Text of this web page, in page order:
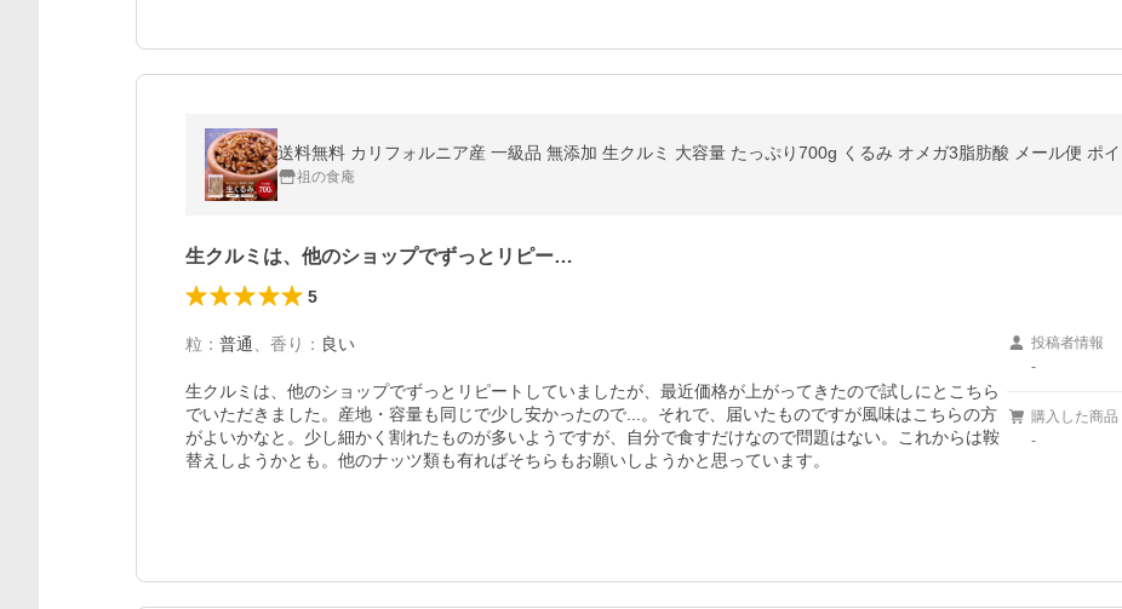
送料無料 カリフォルニア産 一級品 無添加 生クルミ 大容量 たっぷり700g くるみ オメガ3脂肪酸 メール便 ポ
祖の食庵
生クルミは、他のショップでずっとリピー…
5
粒 ： 普通 香り ： 良い
生クルミは、他のショップでずっとリピートしていましたが、最近価格が上がってきたので試しにとこちら
でいただきました。産地・容量も同じで少し安かったので...。それで、届いたものですが風味はこちらの方
がよいかなと。少し細かく割れたものが多いようですが、自分で食すだけなので問題はない。これからは鞍
替えしようかとも。他のナッツ類も有ればそちらもお願いしようかと思っています。
投稿者情報
-
購入した商品
-